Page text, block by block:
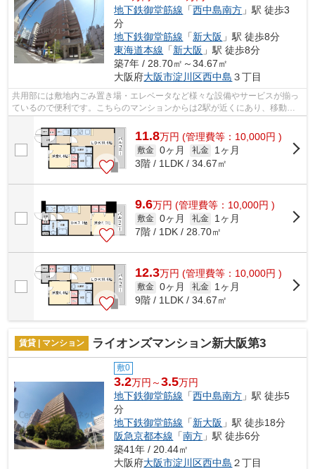
地下鉄御堂筋線 「西中島南方 」駅 徒歩3
分
地下鉄御堂筋線 「新大阪 」駅 徒歩8分
東海道本線 「新大阪 」駅 徒歩8分
築7年 / 28.70㎡～34.67㎡
大阪府大阪市淀川区西中島 ３丁目
共用部には敷地内ごみ置き場・エレベータなど様々な設備やサービスが揃っ
ているので便利です。こちらのマンションからは2駅が近くにあり、移動範
囲も広がります。通風システムが整った...
11.8万円 (管理費等：10,000円 )
敷金 0ヶ月 礼金
1ヶ月
3階 / 1LDK / 34.67㎡
9.6万円 (管理費等：10,000円 )
敷金 0ヶ月 礼金
1ヶ月
7階 / 1DK / 28.70㎡
12.3万円 (管理費等：10,000円 )
敷金 0ヶ月 礼金
1ヶ月
9階 / 1LDK / 34.67㎡
賃貸 | マンション ライオンズマンション新大阪第3
敷0
3.2万円～3.5万円
地下鉄御堂筋線 「西中島南方 」駅 徒歩5
分
地下鉄御堂筋線 「新大阪 」駅 徒歩18分
阪急京都本線 「南方 」駅 徒歩6分
築41年 / 20.44㎡
大阪府大阪市淀川区西中島 ２丁目